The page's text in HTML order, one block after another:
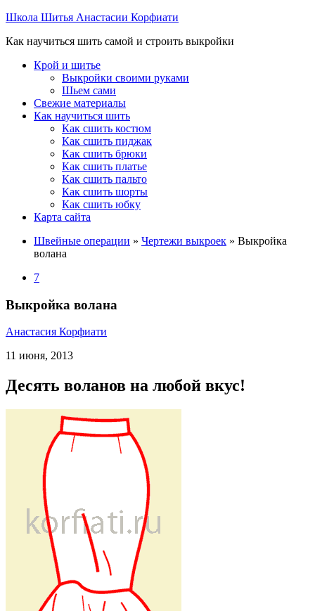
Школа Шитья Анастасии Корфиати
Как научиться шить самой и строить выкройки
Крой и шитье
Выкройки своими руками
Шьем сами
Свежие материалы
Как научиться шить
Как сшить костюм
Как сшить пиджак
Как сшить брюки
Как сшить платье
Как сшить пальто
Как сшить шорты
Как сшить юбку
Карта сайта
Швейные операции » Чертежи выкроек » Выкройка
волана
7
Выкройка волана
Анастасия Корфиати
11 июня, 2013
Десять воланов на любой вкус!